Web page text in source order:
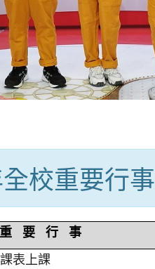
校重要行事
重 要 行 事
表上課